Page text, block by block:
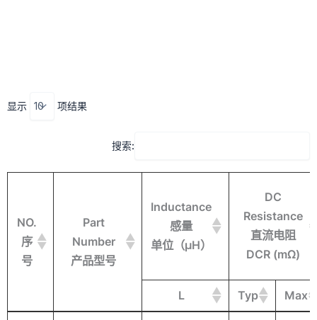
显示 项结果
搜索:
NO.
序
号
Part
Number
产品型号
Inductance
感量
单位（μH）
DC
Resistance
直流电阻
DCR (mΩ)
L Typ
Max